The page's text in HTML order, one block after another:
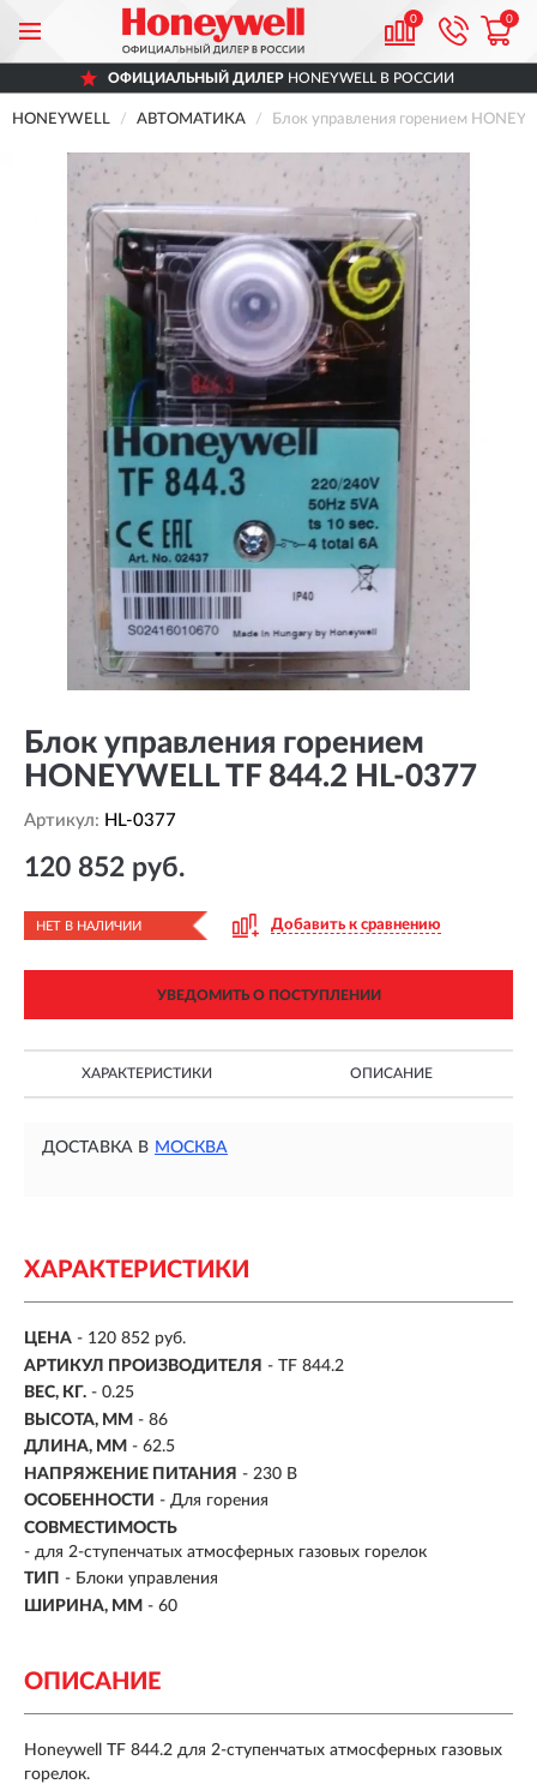
0 0
ОФИЦИАЛЬНЫЙ ДИЛЕР HONEYWELL В РОССИИ
HONEYWELL АВТОМАТИКА Блок управления горением
Блок управления горением
HONEYWELL TF 844.2 HL-0377
Артикул: HL-0377
120 852 руб.
НЕТ В НАЛИЧИИ Добавить к сравнению
УВЕДОМИТЬ О ПОСТУПЛЕНИИ
ХАРАКТЕРИСТИКИ ОПИСАНИЕ
ДОСТАВКА В МОСКВА
ХАРАКТЕРИСТИКИ
ЦЕНА - 120 852 руб.
АРТИКУЛ ПРОИЗВОДИТЕЛЯ - TF 844.2
ВЕС, КГ. - 0.25
ВЫСОТА, ММ - 86
ДЛИНА, ММ - 62.5
НАПРЯЖЕНИЕ ПИТАНИЯ - 230 В
ОСОБЕННОСТИ - Для горения
СОВМЕСТИМОСТЬ
- для 2-ступенчатых атмосферных газовых горелок
ТИП - Блоки управления
ШИРИНА, ММ - 60
ОПИСАНИЕ
Honeywell TF 844.2 для 2-ступенчатых атмосферных газовых
горелок.